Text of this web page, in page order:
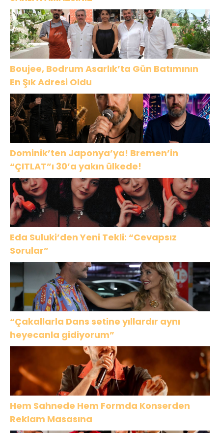
Boujee, Bodrum Asarlık’ta Gün Batımının
En Şık Adresi Oldu
Dominik’ten Japonya’ya! Bremen’in
“ÇITLAT”ı 30’a yakın ülkede!
Eda Suluki’den Yeni Tekli: “Cevapsız
Sorular”
“Çakallarla Dans setine yıllardır aynı
heyecanla gidiyorum”
Hem Sahnede Hem Formda Konserden
Reklam Masasına